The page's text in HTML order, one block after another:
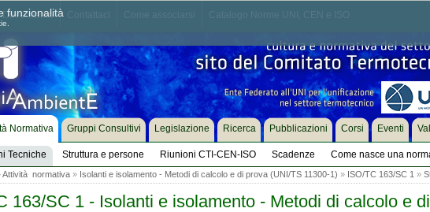
Dove siamo
Normativa
Tecniche Struttura e persone Riunioni CTI-CEN-ISO Scadenze Come nasce una
Gruppi Consultivi Legislazione Ricerca Pubblicazioni Corsi Eventi
Attività normativa» Isolanti e isolamento - Metodi di calcolo e di prova (UNI/TS 11300-1) » ISO/TC 163/SC 1 »
163/SC 1 - Isolanti e isolamento - Metodi di calcolo e
funzionalità